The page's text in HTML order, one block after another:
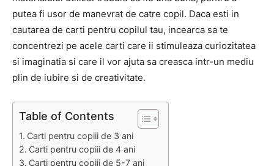
putea fi usor de manevrat de catre copil. Daca esti in
cautarea de carti pentru copilul tau, incearca sa te
concentrezi pe acele carti care ii stimuleaza curiozitatea
si imaginatia si care il vor ajuta sa creasca intr-un mediu
plin de iubire si de creativitate.
Table of Contents
Carti pentru copiii de 3 ani
Carti pentru copiii de 4 ani
Carti pentru copiii de 5-7 ani